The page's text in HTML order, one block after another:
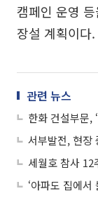
캠페인 운영
장설 계획이다.
관련 뉴스
‘아파도 집에